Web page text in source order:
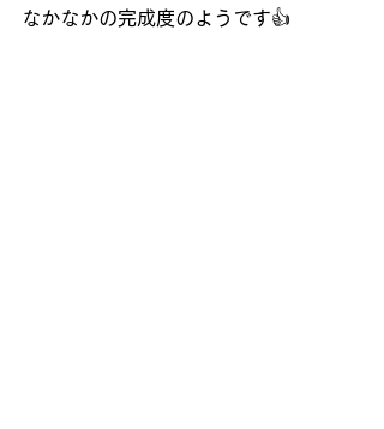
なかなかの完成度のようです👍